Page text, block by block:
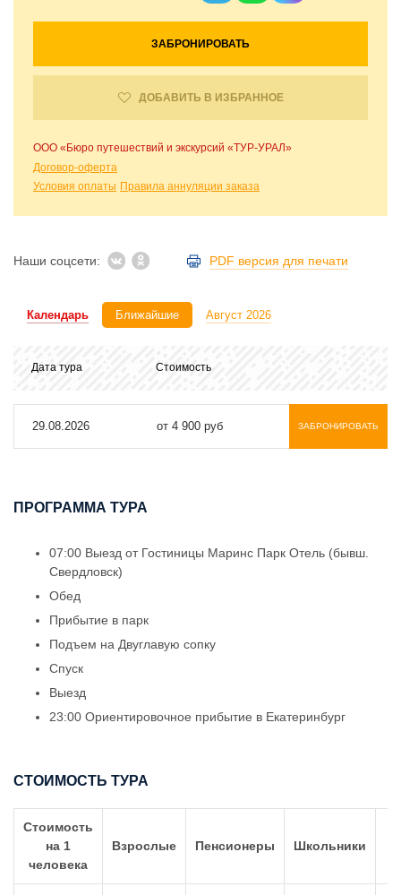
ЗАБРОНИРОВАТЬ
ДОБАВИТЬ В ИЗБРАННОЕ
ООО «Бюро путешествий и экскурсий «ТУР-УРАЛ»
Договор-оферта
Условия оплаты Правила аннуляции заказа
Наши соцсети: PDF версия для печати
Календарь Ближайшие Август 2026
Дата тура Стоимость
29.08.2026 от 4 900 руб ЗАБРОНИРОВАТЬ
ПРОГРАММА ТУРА
07:00 Выезд от Гостиницы Маринс Парк Отель (бывш.
Свердловск)
Обед
Прибытие в парк
Подъем на Двуглавую сопку
Спуск
Выезд
23:00 Ориентировочное прибытие в Екатеринбург
СТОИМОСТЬ ТУРА
Стоимость
на 1
человека
Взрослые Пенсионеры Школьники